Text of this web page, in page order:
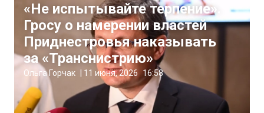
«Не испытывайте терпение».
Гросу о намерении властей
Приднестровья наказывать
за «Транснистрию»
Ольга Горчак 11 июня, 2026 16:58